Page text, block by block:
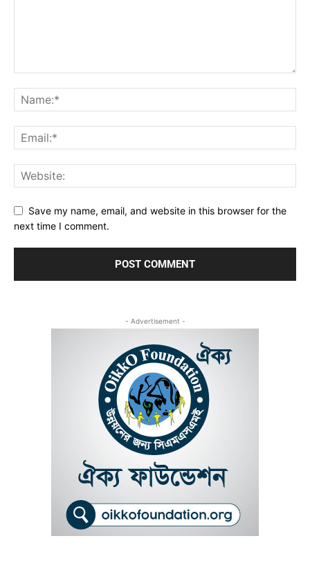
Save my name, email, and website in this browser for the
next time I comment.
- Advertisement -